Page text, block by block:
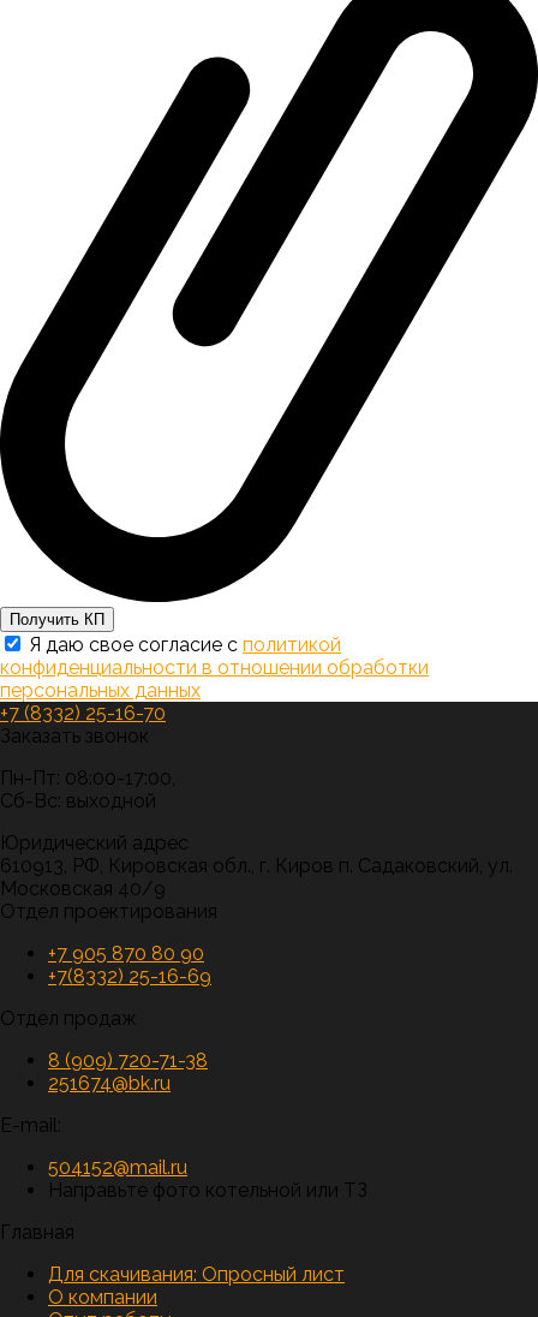
Получить КП
Я даю свое согласие с политикой
конфиденциальности в отношении обработки
персональных данных
+7 (8332) 25-16-70
Заказать звонок
Пн-Пт: 08:00-17:00,
Сб-Вс: выходной
Юридический адрес
610913, РФ, Кировская обл., г. Киров п. Садаковский, ул.
Московская 40/9
Отдел проектирования
+7 905 870 80 90
+7(8332) 25-16-69
Отдел продаж
8 (909) 720-71-38
251674@bk.ru
E-mail:
504152@mail.ru
Направьте фото котельной или ТЗ
Главная
Для скачивания: Опросный лист
О компании